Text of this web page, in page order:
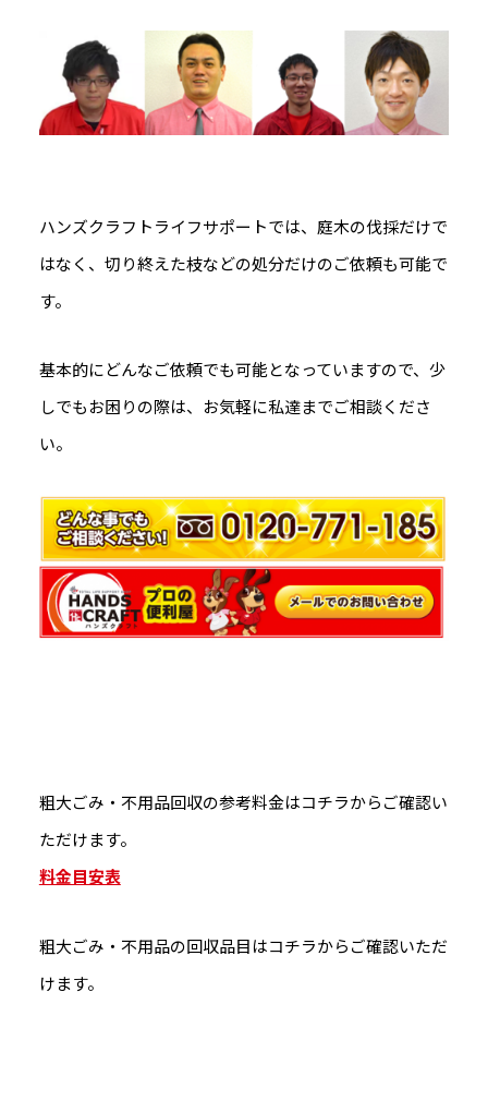
ハンズクラフトライフサポートでは、庭木の伐採だけで
はなく、切り終えた枝などの処分だけのご依頼も可能で
す。
基本的にどんなご依頼でも可能となっていますので、少
しでもお困りの際は、お気軽に私達までご相談くださ
い。
粗大ごみ・不用品回収の参考料金はコチラからご確認い
ただけます。
料金目安表
粗大ごみ・不用品の回収品目はコチラからご確認いただ
けます。